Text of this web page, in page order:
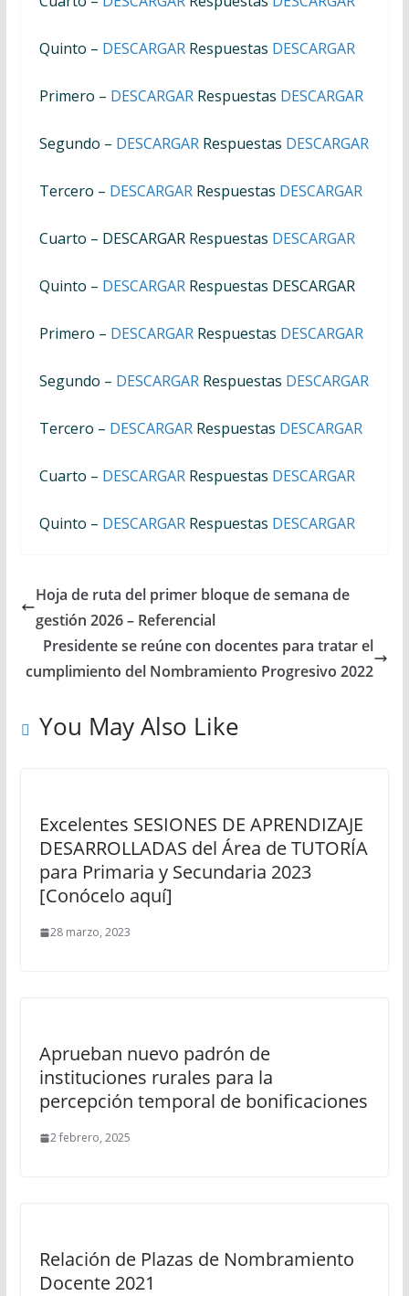
Quinto – DESCARGARRespuestas DESCARGAR
Primero – DESCARGARRespuestas DESCARGAR
Segundo – DESCARGARRespuestas DESCARGAR
Tercero – DESCARGARRespuestas DESCARGAR
Cuarto – DESCARGAR Respuestas DESCARGAR
Quinto – DESCARGARRespuestas DESCARGAR
Primero – DESCARGARRespuestas DESCARGAR
Segundo – DESCARGARRespuestas DESCARGAR
Tercero – DESCARGARRespuestas DESCARGAR
Cuarto – DESCARGARRespuestas DESCARGAR
Quinto – DESCARGARRespuestas DESCARGAR
Hoja de ruta del primer bloque de semana de
gestión 2026 – Referencial
Presidente se reúne con docentes para tratar el
cumplimiento del Nombramiento Progresivo 2022
You May Also Like
Excelentes SESIONES DE APRENDIZAJE
DESARROLLADAS del Área de TUTORÍA
para Primaria y Secundaria 2023
[Conócelo aquí]
28 marzo, 2023
Aprueban nuevo padrón de
instituciones rurales para la
percepción temporal de bonificaciones
2 febrero, 2025
Relación de Plazas de Nombramiento
Docente 2021